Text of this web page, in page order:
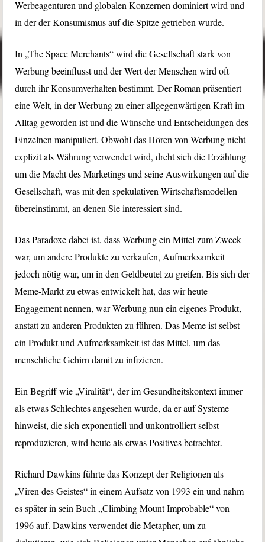
Werbeagenturen und globalen Konzernen dominiert wird und
in der der Konsumismus auf die Spitze getrieben wurde.
In „The Space Merchants“ wird die Gesellschaft stark von
Werbung beeinflusst und der Wert der Menschen wird oft
durch ihr Konsumverhalten bestimmt. Der Roman präsentiert
eine Welt, in der Werbung zu einer allgegenwärtigen Kraft im
Alltag geworden ist und die Wünsche und Entscheidungen des
Einzelnen manipuliert. Obwohl das Hören von Werbung nicht
explizit als Währung verwendet wird, dreht sich die Erzählung
um die Macht des Marketings und seine Auswirkungen auf die
Gesellschaft, was mit den spekulativen Wirtschaftsmodellen
übereinstimmt, an denen Sie interessiert sind.
Das Paradoxe dabei ist, dass Werbung ein Mittel zum Zweck
war, um andere Produkte zu verkaufen, Aufmerksamkeit
jedoch nötig war, um in den Geldbeutel zu greifen. Bis sich der
Meme-Markt zu etwas entwickelt hat, das wir heute
Engagement nennen, war Werbung nun ein eigenes Produkt,
anstatt zu anderen Produkten zu führen. Das Meme ist selbst
ein Produkt und Aufmerksamkeit ist das Mittel, um das
menschliche Gehirn damit zu infizieren.
Ein Begriff wie „Viralität“, der im Gesundheitskontext immer
als etwas Schlechtes angesehen wurde, da er auf Systeme
hinweist, die sich exponentiell und unkontrolliert selbst
reproduzieren, wird heute als etwas Positives betrachtet.
Richard Dawkins führte das Konzept der Religionen als
„Viren des Geistes“ in einem Aufsatz von 1993 ein und nahm
es später in sein Buch „Climbing Mount Improbable“ von
1996 auf. Dawkins verwendet die Metapher, um zu